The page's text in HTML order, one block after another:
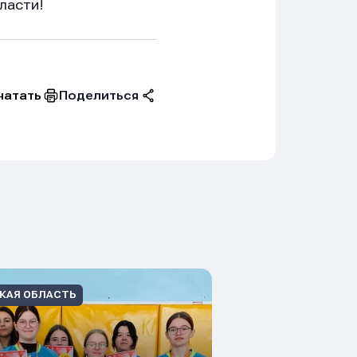
Поделиться
ОБЛАСТЬ